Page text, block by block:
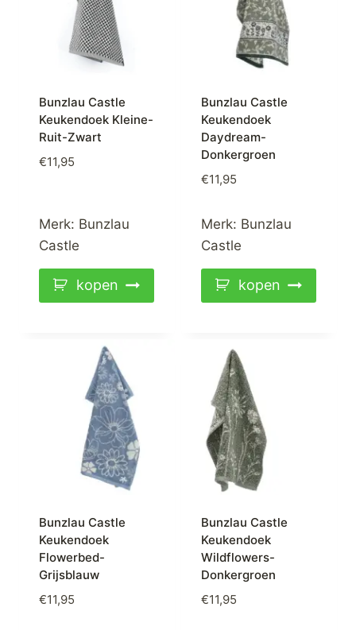
Bunzlau Castle
Keukendoek Kleine-
Ruit-Zwart
€11,95
Merk: Bunzlau
Castle
kopen
Bunzlau Castle
Keukendoek
Daydream-
Donkergroen
€11,95
Merk: Bunzlau
Castle
kopen
Bunzlau Castle
Keukendoek
Flowerbed-
Grijsblauw
€11,95
Bunzlau Castle
Keukendoek
Wildflowers-
Donkergroen
€11,95